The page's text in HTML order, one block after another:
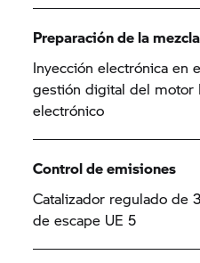
Preparación de la mezcla
Inyección electrónica en
gestión digital del motor
electrónico
Control de emisiones
Catalizador regulado de
de escape UE 5